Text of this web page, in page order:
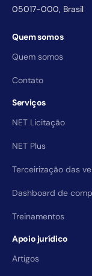
05017-000, Brasil
Quem somos
Quem somos
Contato
Serviços
NET Licitação
NET Plus
Terceirização das
Dashboard de
Treinamentos
Apoio jurídico
Artigos